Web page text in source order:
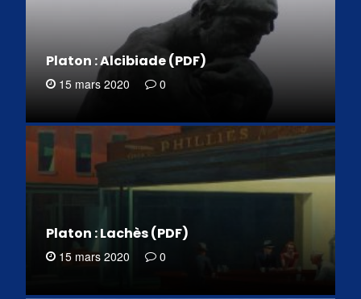
Platon : Alcibiade (PDF)
15 mars 2020 0
Platon : Lachès (PDF)
15 mars 2020 0